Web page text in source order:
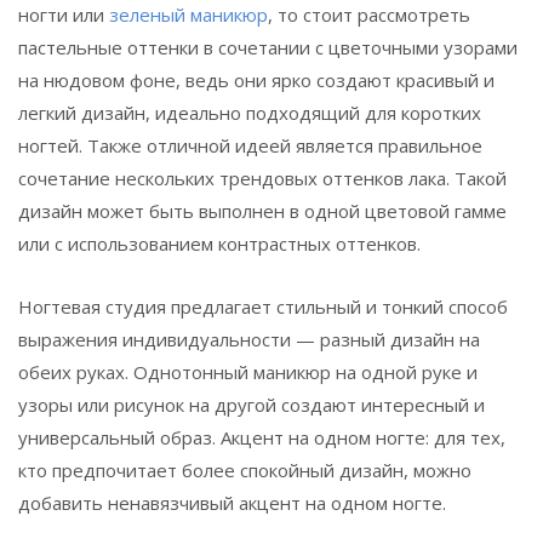
ногти или зеленый маникюр, то стоит рассмотреть
пастельные оттенки в сочетании с цветочными узорами
на нюдовом фоне, ведь они ярко создают красивый и
легкий дизайн, идеально подходящий для коротких
ногтей. Также отличной идеей является правильное
сочетание нескольких трендовых оттенков лака. Такой
дизайн может быть выполнен в одной цветовой гамме
или с использованием контрастных оттенков.
Ногтевая студия предлагает стильный и тонкий способ
выражения индивидуальности — разный дизайн на
обеих руках. Однотонный маникюр на одной руке и
узоры или рисунок на другой создают интересный и
универсальный образ. Акцент на одном ногте: для тех,
кто предпочитает более спокойный дизайн, можно
добавить ненавязчивый акцент на одном ногте.